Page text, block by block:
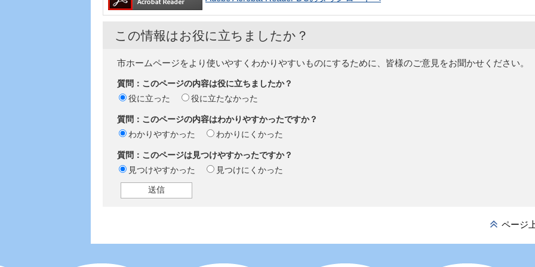
この情報はお役に立ちましたか？
市ホームページをより使いやすくわかりやすいものにするために、皆様のご意見をお聞かせください。
質問：このページの内容は役に立ちましたか？
役に立った
役に立たなかった
質問：このページの内容はわかりやすかったですか？
わかりやすかった
わかりにくかった
質問：このページは見つけやすかったですか？
見つけやすかった
見つけにくかった
ページ